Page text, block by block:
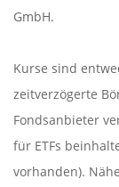
GmbH.
Kurse sind
zeitverzögerte
Fondsanbieter
für ETFs
vorhanden).